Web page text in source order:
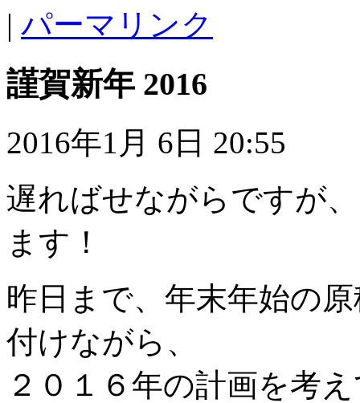
| パーマリンク
謹賀新年 2016
2016年1月 6日 20:55
遅ればせながらですが
ます！
昨日まで、年末年始の
付けながら、
２０１６年の計画を考